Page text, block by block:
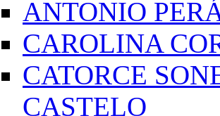
ANTONIO
CAROLINA
CATORCE
CASTELO